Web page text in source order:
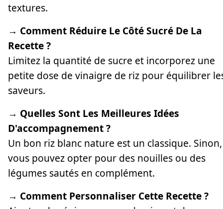
textures.
→ Comment Réduire Le Côté Sucré De La
Recette ?
Limitez la quantité de sucre et incorporez une
petite dose de vinaigre de riz pour équilibrer
saveurs.
→ Quelles Sont Les Meilleures Idées
D'accompagnement ?
Un bon riz blanc nature est un classique. Sinon,
vous pouvez opter pour des nouilles ou des
légumes sautés en complément.
→ Comment Personnaliser Cette Recette ?